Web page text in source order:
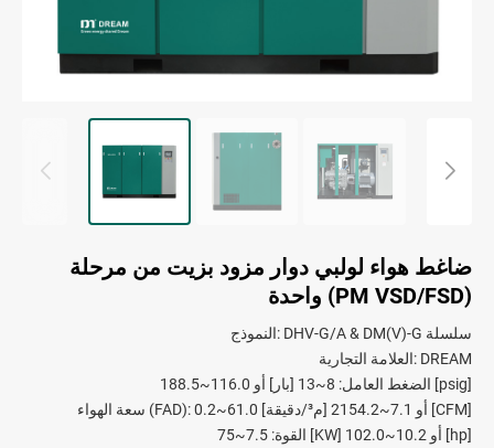
ضاغط هواء لولبي دوار مزود بزيت من مرحلة
واحدة (PM VSD/FSD)
النموذج: DHV-G/A & DM(V)-G سلسلة
العلامة التجارية: DREAM
الضغط العامل: 8~13 [بار] أو 116.0~188.5 [psig]
سعة الهواء (FAD): 0.2~61.0 [م³/دقيقة] أو 7.1~2154.2 [CFM]
القوة: 7.5~75 [KW] أو 10.2~102.0 [hp]